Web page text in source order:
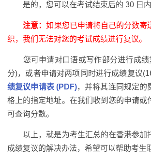
是的，您可以在考试结束后的 30 日内
注意：如果您已申请将自己的分数寄
织，我们无法对您的考试成绩进行复议。
您可申请对口语或写作部分进行成绩
分)，或者申请对两项同时进行成绩复议
绩复议申请表 (PDF)，并将其连同规定的
格上的指定地址。在我们收到您的申请或
可查询分数。
以上，就是为考生汇总的在香港参加
成绩复议的解决办法，希望可以帮助考生